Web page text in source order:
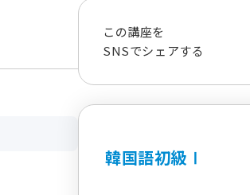
この講座を
SNSでシェアする
韓国語初級Ⅰ